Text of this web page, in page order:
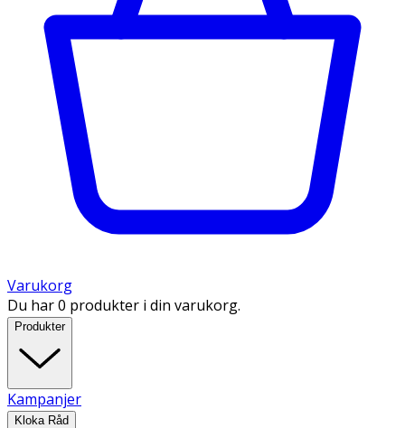
Varukorg
Du har 0 produkter i din varukorg.
Produkter
Kampanjer
Kloka Råd